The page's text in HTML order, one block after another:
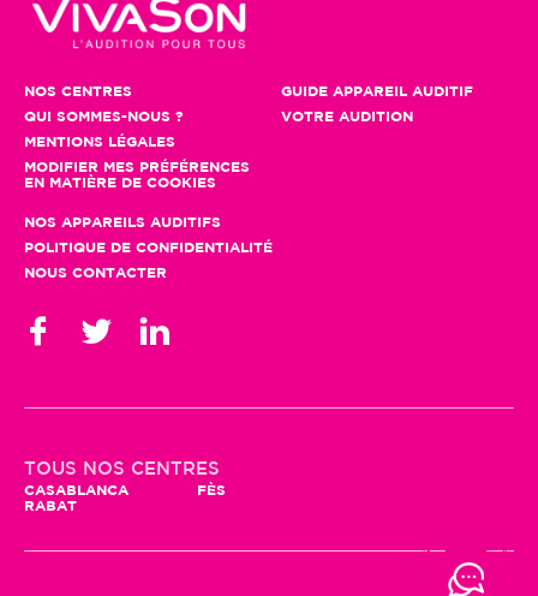
NOS CENTRES
QUI SOMMES-NOUS ?
MENTIONS LÉGALES
MODIFIER MES PRÉFÉRENCES
EN MATIÈRE DE COOKIES
GUIDE APPAREIL AUDITIF
VOTRE AUDITION
NOS APPAREILS AUDITIFS
POLITIQUE DE CONFIDENTIALITÉ
NOUS CONTACTER
TOUS NOS CENTRES
CASABLANCA
FÈS
RABAT